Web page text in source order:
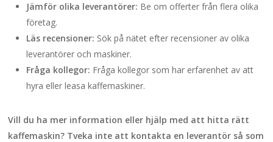
Jämför olika leverantörer: Be om offerter från flera olika
företag.
Läs recensioner: Sök på nätet efter recensioner av olika
leverantörer och maskiner.
Fråga kollegor: Fråga kollegor som har erfarenhet av att
hyra eller leasa kaffemaskiner.
Vill du ha mer information eller hjälp med att hitta rätt
kaffemaskin? Tveka inte att kontakta en leverantör så som